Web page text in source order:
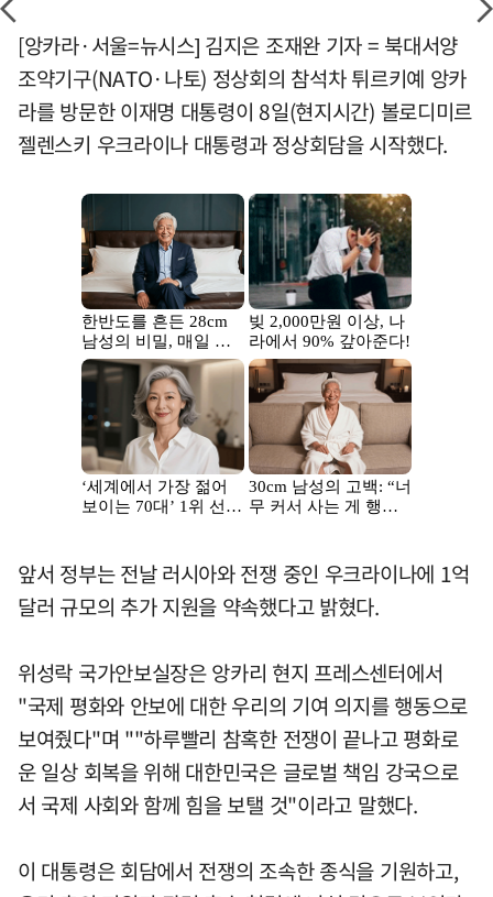
[앙카라·서울=뉴시스] 김지은 조재완 기자 = 북대서양
조약기구(NATO·나토) 정상회의 참석차 튀르키예 앙카
라를 방문한 이재명 대통령이 8일(현지시간) 볼로디미르
젤렌스키 우크라이나 대통령과 정상회담을 시작했다.
앞서 정부는 전날 러시아와 전쟁 중인 우크라이나에 1억
달러 규모의 추가 지원을 약속했다고 밝혔다.
위성락 국가안보실장은 앙카리 현지 프레스센터에서
"국제 평화와 안보에 대한 우리의 기여 의지를 행동으로
보여줬다"며 ""하루빨리 참혹한 전쟁이 끝나고 평화로
운 일상 회복을 위해 대한민국은 글로벌 책임 강국으로
서 국제 사회와 함께 힘을 보탤 것"이라고 말했다.
이 대통령은 회담에서 전쟁의 조속한 종식을 기원하고,